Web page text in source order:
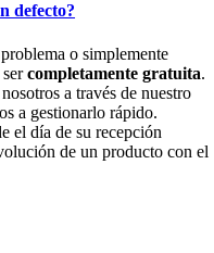
defecto?
o simplemente
sercompletamente gratuita.
a través de nuestro
a gestionarlo rápido.
el día de su recepción
de un producto con el